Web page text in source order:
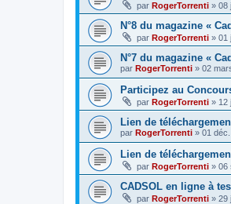
par RogerTorrenti » 08
N°8 du magazine «
par RogerTorrenti » 01
N°7 du magazine «
par RogerTorrenti » 02
Participez au
par RogerTorrenti » 12
Lien de
par RogerTorrenti » 01
Lien de
par RogerTorrenti » 06
CADSOL en ligne à
par RogerTorrenti » 29